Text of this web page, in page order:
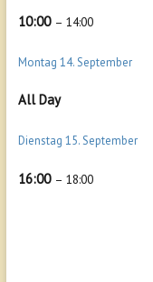
10:00 – 14:00
Montag 14.September
All Day
Dienstag 15.September
16:00 – 18:00